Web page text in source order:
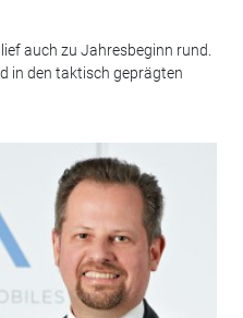
auch zu Jahresbeginn rund.
in den taktisch geprägten